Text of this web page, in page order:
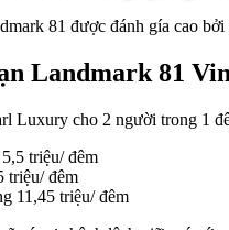
81 được đánh gía cao
Landmark 81
Luxury cho 2 người trong 1
triệu/ đêm
triệu/ đêm
11,45 triệu/ đêm